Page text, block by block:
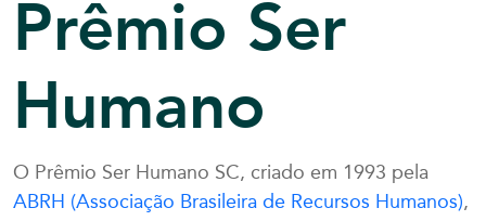
Prêmio Ser
Humano
O Prêmio Ser Humano SC, criado em 1993 pela
ABRH (Associação Brasileira de Recursos Humanos),